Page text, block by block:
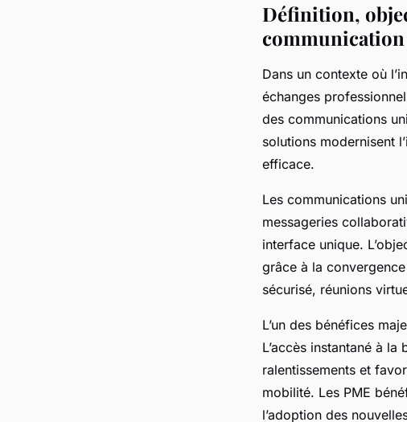
Définition,
Dans un contexte où
échanges
des communications
solutions modernisent
efficace.
Les communications
messageries
interface unique.
grâce à la
sécurisé, réunions
L’un des bénéfices
L’accès instantané à
ralentissements et
mobilité. Les PME
l’adoption des